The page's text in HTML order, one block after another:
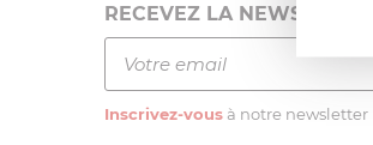
RECEVEZ LA NEWSLETTER
Inscrivez-vous à notre newsletter